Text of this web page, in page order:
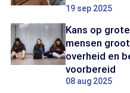
19 sep 2025
Kans op
mensen
overheid en
voorbereid
08 aug 2025